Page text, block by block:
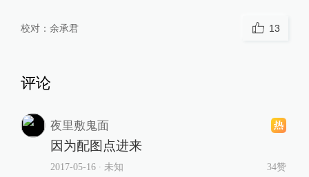
校对： 余承君 13
评论
夜里敷鬼面
因为配图点进来
2017-05-16∙ 未知 34赞